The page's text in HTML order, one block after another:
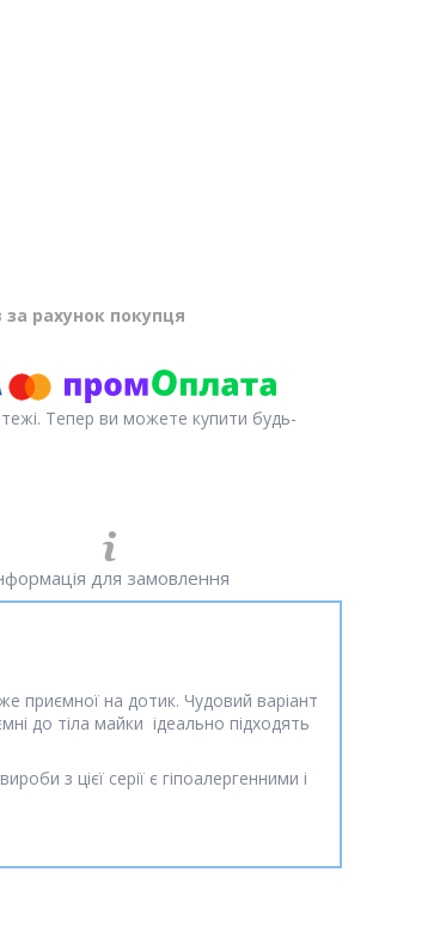
за рахунок покупця
Тепер ви можете купити будь-
для замовлення
приємної на дотик. Чудовий варіант
до тіла майки ідеально підходять
з цієї серії є гіпоалергенними і